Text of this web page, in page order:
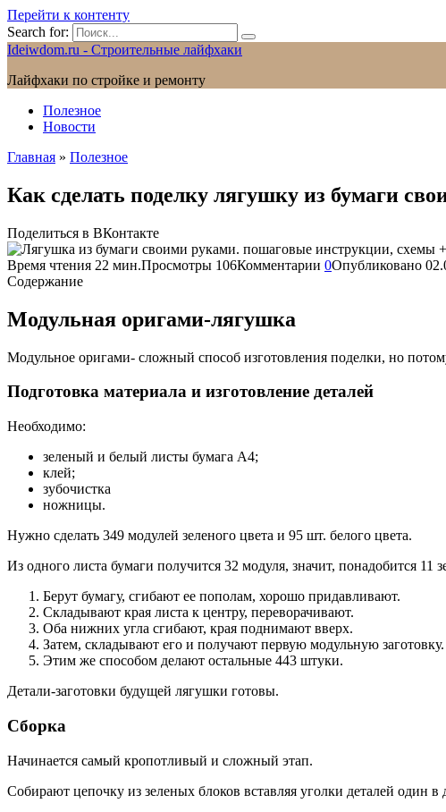
Перейти к контенту
Search for:
Ideiwdom.ru - Строительные лайфхаки
Лайфхаки по стройке и ремонту
Полезное
Новости
Главная » Полезное
Как сделать поделку лягушку из бумаги
Поделиться в ВКонтакте
Время чтения 22 мин.Просмотры 106Комментарии 0Опубликовано
Содержание
Модульная оригами-лягушка
Модульное оригами- сложный способ изготовления поделки, но
Подготовка материала и изготовление деталей
Необходимо:
зеленый и белый листы бумага А4;
клей;
зубочистка
ножницы.
Нужно сделать 349 модулей зеленого цвета и 95 шт. белого цвета.
Из одного листа бумаги получится 32 модуля, значит, понадобится 11
Берут бумагу, сгибают ее пополам, хорошо придавливают.
Складывают края листа к центру, переворачивают.
Оба нижних угла сгибают, края поднимают вверх.
Затем, складывают его и получают первую модульную заготовку.
Этим же способом делают остальные 443 штуки.
Детали-заготовки будущей лягушки готовы.
Сборка
Начинается самый кропотливый и сложный этап.
Собирают цепочку из зеленых блоков вставляя уголки деталей один